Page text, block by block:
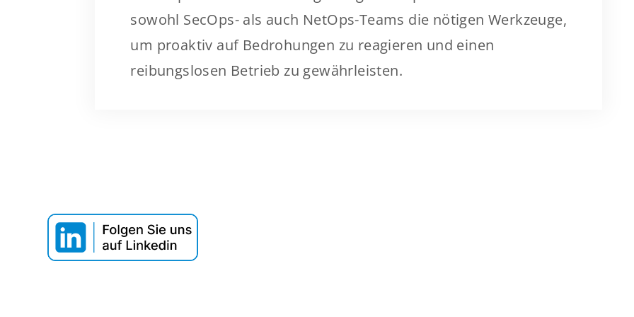
sowohl SecOps- als auch NetOps-Teams die nötigen Werkzeuge,
um proaktiv auf Bedrohungen zu reagieren und einen
reibungslosen Betrieb zu gewährleisten.